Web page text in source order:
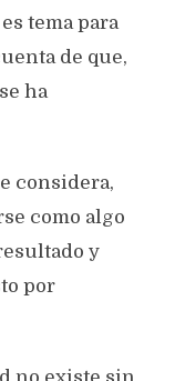
tema para
de que,
ha
considera,
como algo
y
por